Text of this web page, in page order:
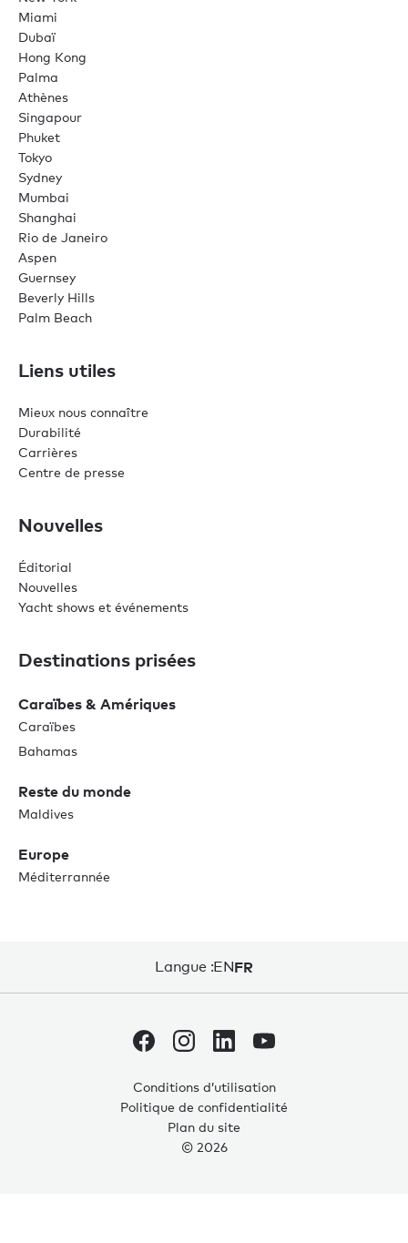
Miami
Dubaï
Hong Kong
Palma
Athènes
Singapour
Phuket
Tokyo
Sydney
Mumbai
Shanghai
Rio de Janeiro
Aspen
Guernsey
Beverly Hills
Palm Beach
Liens utiles
Mieux nous connaître
Durabilité
Carrières
Centre de presse
Nouvelles
Éditorial
Nouvelles
Yacht shows et événements
Destinations prisées
Caraïbes & Amériques
Caraïbes
Bahamas
Reste du monde
Maldives
Europe
Méditerrannée
Langue :ENFR
Conditions d’utilisation
Politique de confidentialité
Plan du site
© 2026